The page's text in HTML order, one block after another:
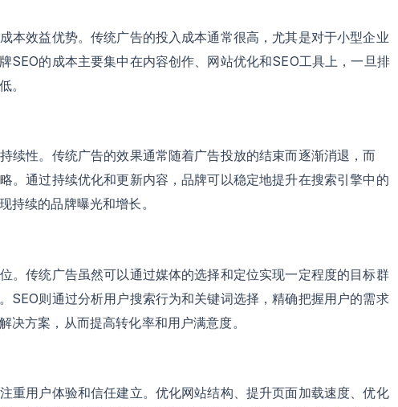
本效益优势。传统广告的投入成本通常很高，尤其是对于小型企业
SEO的成本主要集中在内容创作、网站优化和SEO工具上，一旦排
。
续性。传统广告的效果通常随着广告投放的结束而逐渐消退，而
。通过持续优化和更新内容，品牌可以稳定地提升在搜索引擎中的
持续的品牌曝光和增长。
。传统广告虽然可以通过媒体的选择和定位实现一定程度的目标群
SEO则通过分析用户搜索行为和关键词选择，精确把握用户的需求
决方案，从而提高转化率和用户满意度。
重用户体验和信任建立。优化网站结构、提升页面加载速度、优化